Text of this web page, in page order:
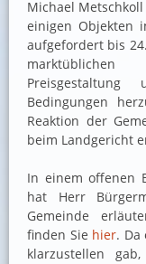
Michael
einigen Objekten
aufgefordert bis
Bedingungen
Reaktion der
beim Landgericht
In einem offenen
hat Herr
Gemeinde
finden Sie hier. Da
klarzustellen